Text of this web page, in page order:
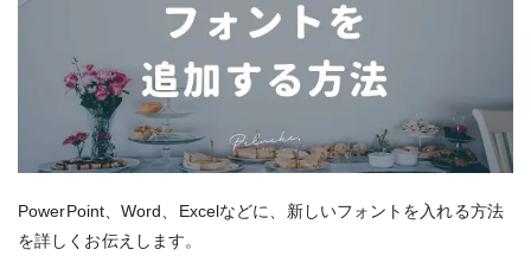
PowerPoint、Word、Excelなどに、新しいフォントを入れる方法
を詳しくお伝えします。